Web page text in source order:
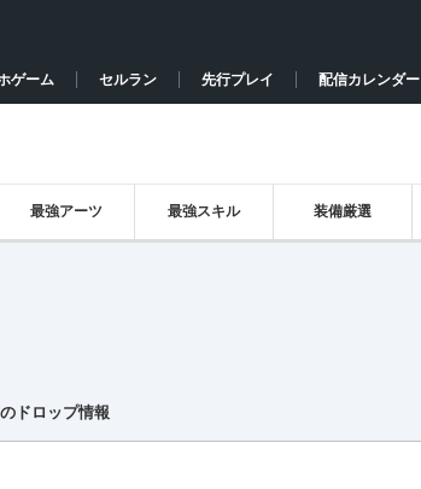
ゲーム セルラン 先行プレイ 配信カレンダー
最強アーツ 最強スキル 装備厳選
ドロップ情報